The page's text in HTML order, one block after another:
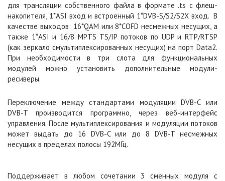
для трансляции собственного файла в формате .ts с флеш-
накопителя, 1*ASI вход и встроенный 1*DVB-S/S2/S2X вход. В
качестве выходов: 16*QAM или 8*COFD несмежных несущих, а
также 1*ASI и 16/8 MPTS TS/IP потоков по UDP и RTP/RTSP
(как зеркало смультиплексированных несущих) на порт Data2.
При необходимости в три слота для функциональных
модулей можно установить дополнительные модули-
ресиверы.
Переключение между стандартами модуляции DVB-C или
DVB-T производится программно, через веб-интерфейс
управления. После мультиплексирования и модуляции потоков
может выдать до 16 DVB-C или до 8 DVB-T несмежных
несущих в пределах полосы 192МГц.
Поддерживает в любом сочетании 3 сменных модуля с